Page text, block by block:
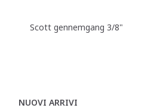
Scott gennemgang 3/8"
NUOVI ARRIVI